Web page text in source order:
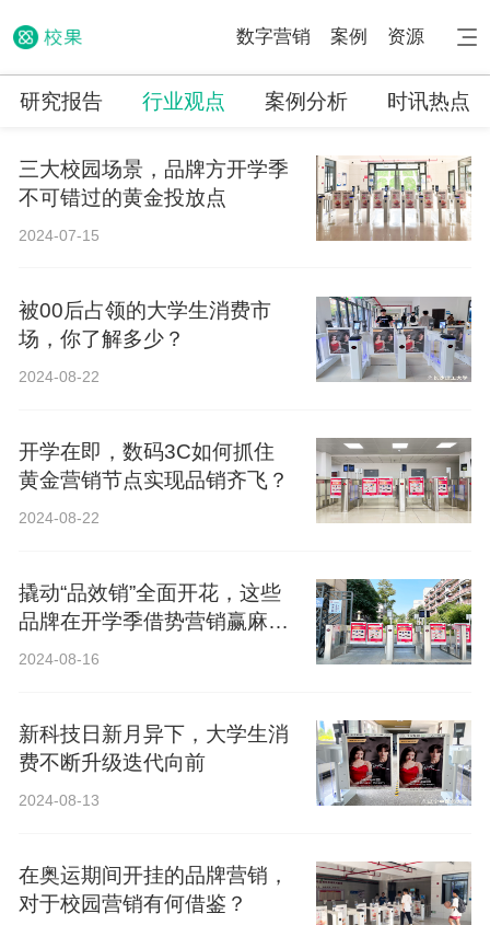
数字营销 案例 资源
研究报告 行业观点 案例分析 时讯热点
三大校园场景，品牌方开学季
不可错过的黄金投放点
2024-07-15
被00后占领的大学生消费市
场，你了解多少？
2024-08-22
开学在即，数码3C如何抓住
黄金营销节点实现品销齐飞？
2024-08-22
撬动“品效销”全面开花，这些
品牌在开学季借势营销赢麻
了！
2024-08-16
新科技日新月异下，大学生消
费不断升级迭代向前
2024-08-13
在奥运期间开挂的品牌营销，
对于校园营销有何借鉴？